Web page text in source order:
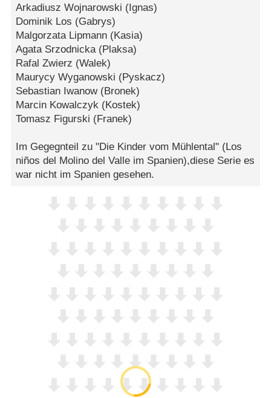
Arkadiusz Wojnarowski (Ignas)
Dominik Los (Gabrys)
Malgorzata Lipmann (Kasia)
Agata Srzodnicka (Plaksa)
Rafal Zwierz (Walek)
Maurycy Wyganowski (Pyskacz)
Sebastian Iwanow (Bronek)
Marcin Kowalczyk (Kostek)
Tomasz Figurski (Franek)
Im Gegegnteil zu "Die Kinder vom Mühlental" (Los
niños del Molino del Valle im Spanien),diese Serie es
war nicht im Spanien gesehen.